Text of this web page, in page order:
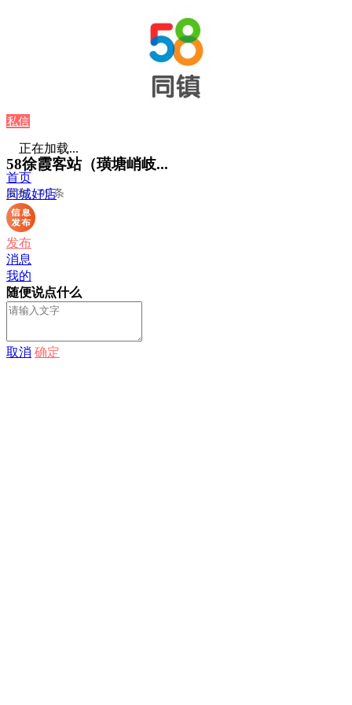
私信
58徐霞客站（璜塘峭岐...
发布：99 条
正在加载...
首页
同城好店
发布
消息
我的
随便说点什么
取消 确定